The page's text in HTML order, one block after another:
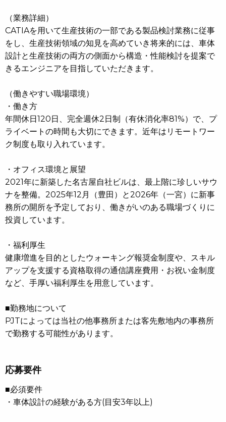
（業務詳細）
CATIAを用いて生産技術の一部である製品検討業務に従事
をし、生産技術領域の知見を高めていき将来的には、車体
設計と生産技術の両方の側面から構造・性能検討を提案で
きるエンジニアを目指していただきます。
（働きやすい職場環境）
・働き方
年間休日120日、完全週休2日制（有休消化率81%）で、プ
ライベートの時間も大切にできます。近年はリモートワー
ク制度も取り入れています。
・オフィス環境と展望
2021年に新築した名古屋自社ビルは、最上階に珍しいサウ
ナを整備。2025年12月（豊田）と2026年（一宮）に新事
務所の開所を予定しており、働きがいのある職場づくりに
投資しています。
・福利厚生
健康増進を目的としたウォーキング報奨金制度や、スキル
アップを支援する資格取得の通信講座費用・お祝い金制度
など、手厚い福利厚生を用意しています。
■勤務地について
PJTによっては当社の他事務所または客先敷地内の事務所
で勤務する可能性があります。
応募要件
■必須要件
・車体設計の経験がある方(目安3年以上)